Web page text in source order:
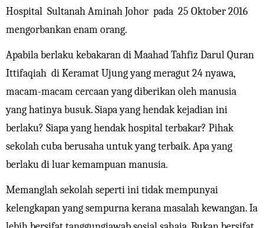
Hospital Sultanah Aminah Johor pada 25 Oktober 2016
mengorbankan enam orang.
Apabila berlaku kebakaran di Maahad Tahfiz Darul Quran
Ittifaqiah di Keramat Ujung yang meragut 24 nyawa,
macam-macam cercaan yang diberikan oleh manusia
yang hatinya busuk. Siapa yang hendak kejadian ini
berlaku? Siapa yang hendak hospital terbakar? Pihak
sekolah cuba berusaha untuk yang terbaik. Apa yang
berlaku di luar kemampuan manusia.
Memanglah sekolah seperti ini tidak mempunyai
kelengkapan yang sempurna kerana masalah kewangan. Ia